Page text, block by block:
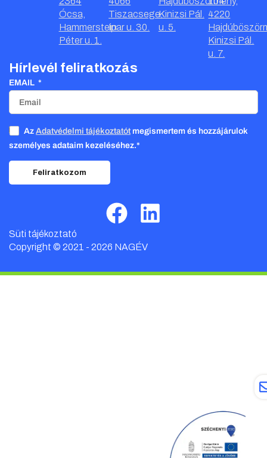
Ócsa,
Hammerstein
Péter u. 1.
Tiszacsege,
Ipar u. 30.
Kinizsi Pál.
u. 5.
4220
Kinizsi Pál.
u. 7.
Hírlevél feliratkozás
EMAIL
Az Adatvédelmi tájékoztatót megismertem és hozzájárulok
személyes adataim kezeléséhez.*
Feliratkozom
Süti tájékoztató
Copyright © 2021 - 2026 NAGÉV